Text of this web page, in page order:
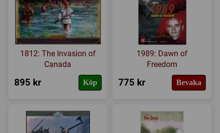
1812: The Invasion of
Canada
895 kr Köp
1989: Dawn of
Freedom
775 kr Bevaka